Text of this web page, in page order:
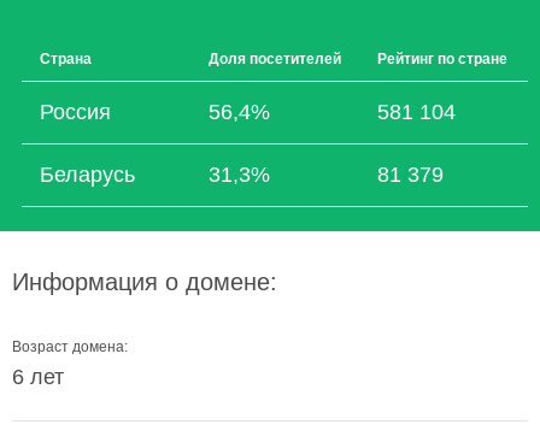
Страна Доля посетителей Рейтинг по стране
Россия 56,4% 581 104
Беларусь 31,3% 81 379
Информация о домене:
Возраст домена:
6 лет